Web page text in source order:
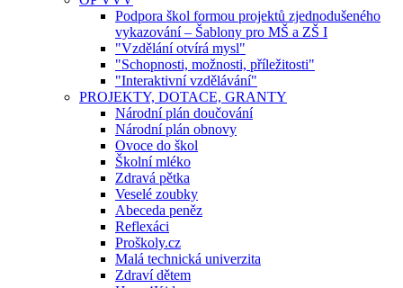
Podpora škol formou projektů zjednodušeného
vykazování – Šablony pro MŠ a ZŠ I
"Vzdělání otvírá mysl"
"Schopnosti, možnosti, příležitosti"
"Interaktivní vzdělávání"
PROJEKTY, DOTACE, GRANTY
Národní plán doučování
Národní plán obnovy
Ovoce do škol
Školní mléko
Zdravá pětka
Veselé zoubky
Abeceda peněz
Reflexáci
Proškoly.cz
Malá technická univerzita
Zdraví dětem